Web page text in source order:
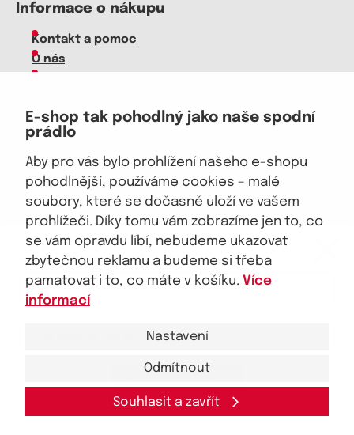
E-shop tak pohodlný jako naše spodní
prádlo
Aby pro vás bylo prohlížení našeho e-shopu
pohodlnější, používáme cookies – malé
soubory, které se dočasně uloží ve vašem
prohlížeči. Díky tomu vám zobrazíme jen to, co
se vám opravdu líbí, nebudeme ukazovat
zbytečnou reklamu a budeme si třeba
pamatovat i to, co máte v košíku. Více
informací
Nastavení
Odmítnout
Souhlasit a zavřít
Informace o nákupu
Kontakt a pomoc
O nás
Velkoobchod
Vrácení zboží, reklamace
Obchodní podmínky
Průvodce spokojené ženy
Staňte se naším fanouškem
Jsme důvěryhodný obchod
Obchodní podmínky GDPR Mapa stránek
eKAPO KLUB
Sleva 100 Kč na první nákupnad 1000 Kč
Zásady zpracováníosobníchúdajů